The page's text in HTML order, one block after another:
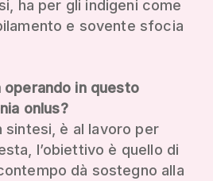
ha per gli indigeni come
e sovente sfocia
operando in questo
onlus?
sintesi, è al lavoro per
l’obiettivo è quello di
dà sostegno alla